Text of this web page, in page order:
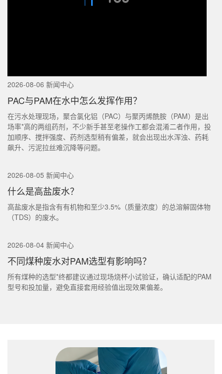
2026-08-06 新闻中心
PAC与PAM在水中怎么发挥作用？
在污水处理现场，聚合氯化铝（PAC）与聚丙烯酰胺（PAM）是出
场率*高的两组药剂，不少新手甚至老操作工都会混淆二者作用，投
加顺序、搅拌强度、药剂选型稍有偏差，就会出现出水浑浊、药耗
飙升、污泥拉丝难沉降等问题。
2026-08-05 新闻中心
什么是高盐废水？
高盐废水是指含有有机物和至少3.5%（质量浓度）的总溶解固体物
（TDS）的废水。
2026-08-04 新闻中心
不同煤种废水对PAM选型有影响吗？
所有煤种的选型*终都建议通过现场烧杯小试验证，确认适配的PAM
型号和投加量，避免直接套用经验值出现效果偏差。